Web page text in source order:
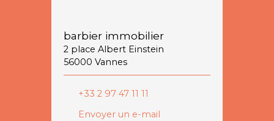
barbier immobilier
2 place Albert Einstein
56000 Vannes
+33 2 97 47 11 11
Envoyer un e-mail